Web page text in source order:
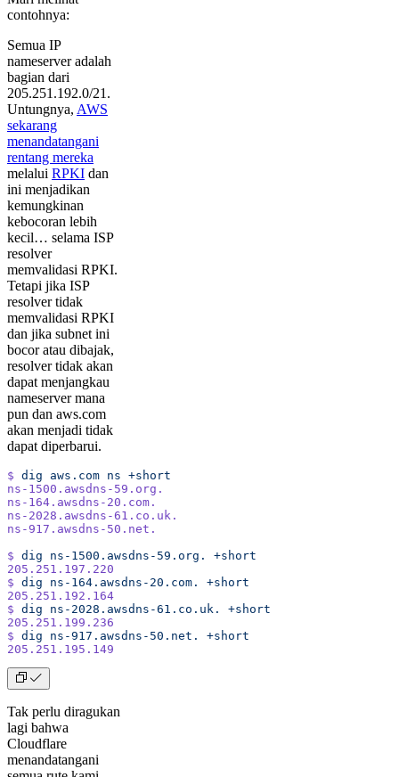
contohnya:
Semua IP
nameserver adalah
bagian dari
205.251.192.0/21.
Untungnya, AWS
sekarang
menandatangani
rentang mereka
melalui RPKI dan
ini menjadikan
kemungkinan
kebocoran lebih
kecil… selama ISP
resolver
memvalidasi RPKI.
Tetapi jika ISP
resolver tidak
memvalidasi RPKI
dan jika subnet ini
bocor atau dibajak,
resolver tidak akan
dapat menjangkau
nameserver mana
pun dan aws.com
akan menjadi tidak
dapat diperbarui.
$ dig aws.com ns +short
ns-1500.awsdns-59.org.
ns-164.awsdns-20.com.
ns-2028.awsdns-61.co.uk.
ns-917.awsdns-50.net.
$ dig ns-1500.awsdns-59.org.
+short
205.251.197.220
$ dig ns-164.awsdns-20.com.
+short
205.251.192.164
$ dig ns-2028.awsdns-61.co.uk.
+short
205.251.199.236
$ dig ns-917.awsdns-50.net.
+short
205.251.195.149
Tak perlu diragukan
lagi bahwa
Cloudflare
menandatangani